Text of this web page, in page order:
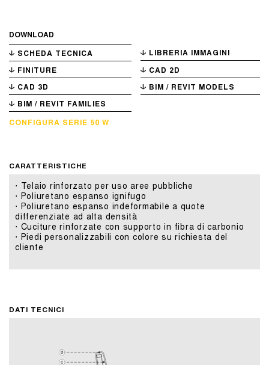
DOWNLOAD
SCHEDA TECNICA
LIBRERIA IMMAGINI
FINITURE
CAD 2D
CAD 3D
BIM / REVIT MODELS
BIM / REVIT FAMILIES
CONFIGURA SERIE 50 W
CARATTERISTICHE
⋅ Telaio rinforzato per uso aree pubbliche
⋅ Poliuretano espanso ignifugo
⋅ Poliuretano espanso indeformabile a quote
differenziate ad alta densità
⋅ Cuciture rinforzate con supporto in fibra di carbonio
⋅ Piedi personalizzabili con colore su richiesta del
cliente
DATI TECNICI